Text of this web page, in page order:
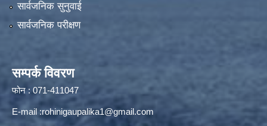
सार्वजनिक सुनुवाई
सार्वजनिक परीक्षण
सम्पर्क विवरण
फोन : 071-411047
E-mail :rohinigaupalika1@gmail.com